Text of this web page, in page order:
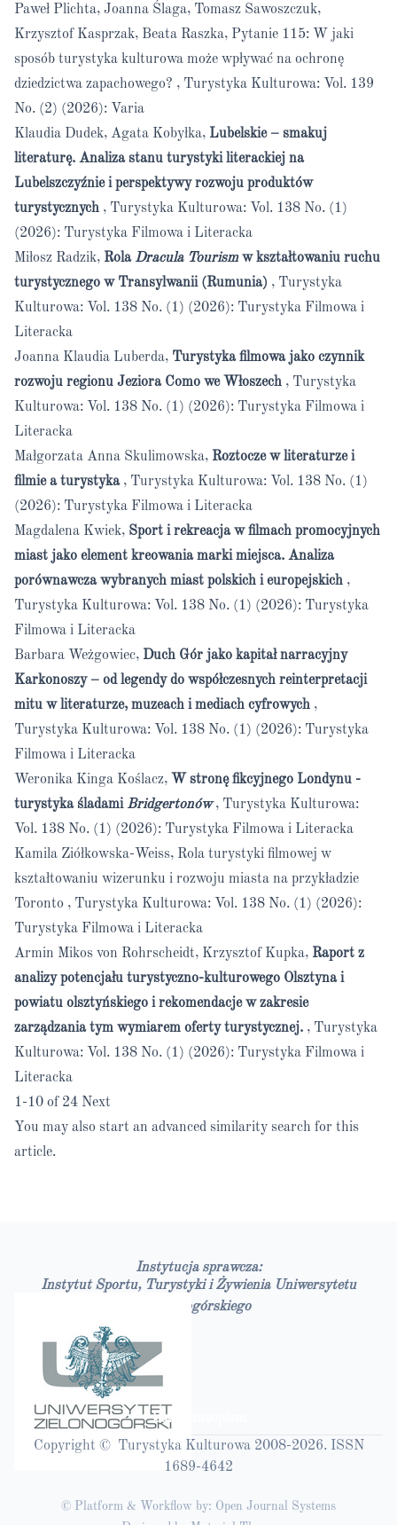
Paweł Plichta, Joanna Ślaga, Tomasz Sawoszczuk,
Krzysztof Kasprzak, Beata Raszka, Pytanie 115: W jaki
sposób turystyka kulturowa może wpływać na ochronę
dziedzictwa zapachowego? , Turystyka Kulturowa: Vol. 139
No. (2) (2026): Varia
Klaudia Dudek, Agata Kobyłka, Lubelskie – smakuj
literaturę. Analiza stanu turystyki literackiej na
Lubelszczyźnie i perspektywy rozwoju produktów
turystycznych , Turystyka Kulturowa: Vol. 138 No. (1)
(2026): Turystyka Filmowa i Literacka
Miłosz Radzik, Rola Dracula Tourism w kształtowaniu ruchu
turystycznego w Transylwanii (Rumunia) , Turystyka
Kulturowa: Vol. 138 No. (1) (2026): Turystyka Filmowa i
Literacka
Joanna Klaudia Luberda, Turystyka filmowa jako czynnik
rozwoju regionu Jeziora Como we Włoszech , Turystyka
Kulturowa: Vol. 138 No. (1) (2026): Turystyka Filmowa i
Literacka
Małgorzata Anna Skulimowska, Roztocze w literaturze i
filmie a turystyka , Turystyka Kulturowa: Vol. 138 No. (1)
(2026): Turystyka Filmowa i Literacka
Magdalena Kwiek, Sport i rekreacja w filmach promocyjnych
miast jako element kreowania marki miejsca. Analiza
porównawcza wybranych miast polskich i europejskich ,
Turystyka Kulturowa: Vol. 138 No. (1) (2026): Turystyka
Filmowa i Literacka
Barbara Weżgowiec, Duch Gór jako kapitał narracyjny
Karkonoszy – od legendy do współczesnych reinterpretacji
mitu w literaturze, muzeach i mediach cyfrowych ,
Turystyka Kulturowa: Vol. 138 No. (1) (2026): Turystyka
Filmowa i Literacka
Weronika Kinga Koślacz, W stronę fikcyjnego Londynu -
turystyka śladami Bridgertonów , Turystyka Kulturowa:
Vol. 138 No. (1) (2026): Turystyka Filmowa i Literacka
Kamila Ziółkowska-Weiss, Rola turystyki filmowej w
kształtowaniu wizerunku i rozwoju miasta na przykładzie
Toronto , Turystyka Kulturowa: Vol. 138 No. (1) (2026):
Turystyka Filmowa i Literacka
Armin Mikos von Rohrscheidt, Krzysztof Kupka, Raport z
analizy potencjału turystyczno-kulturowego Olsztyna i
powiatu olsztyńskiego i rekomendacje w zakresie
zarządzania tym wymiarem oferty turystycznej. , Turystyka
Kulturowa: Vol. 138 No. (1) (2026): Turystyka Filmowa i
Literacka
1-10 of 24 Next
You may also start an advanced similarity search for this
article.
Instytucja sprawcza:
Instytut Sportu, Turystyki i Żywienia Uniwersytetu
Zielonogórskiego
Bazy czasopism
Copyright © Turystyka Kulturowa 2008-2026. ISSN
1689-4642
© Platform & Workflow by: Open Journal Systems